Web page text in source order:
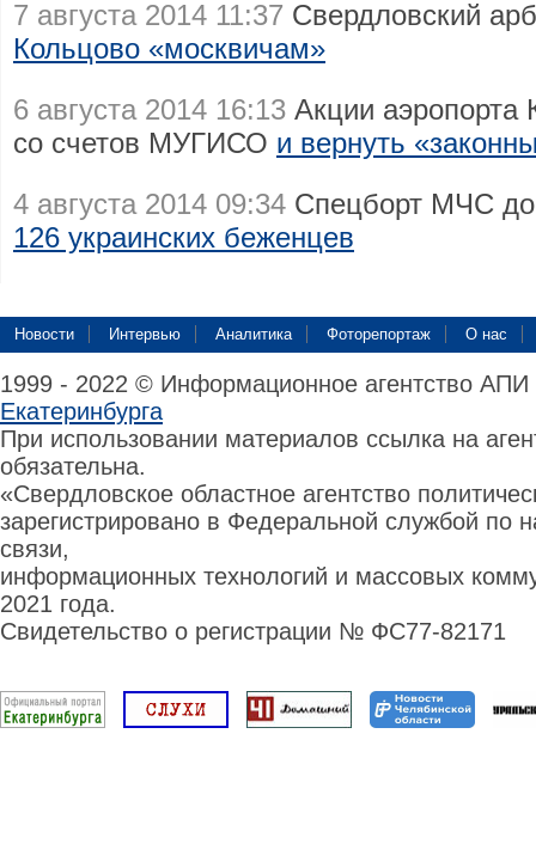
7 августа 2014 11:37 Свердловский
Кольцово «москвичам»
6 августа 2014 16:13 Акции аэропорта
со счетов МУГИСО и вернуть
4 августа 2014 09:34 Спецборт МЧС
126 украинских беженцев
Новости Интервью Аналитика Фоторепортаж О нас
1999 - 2022 © Информационное агентство
Екатеринбурга
При использовании материалов ссылка на
обязательна.
«Свердловское областное агентство
зарегистрировано в Федеральной службой по
связи,
информационных технологий и массовых
2021 года.
Свидетельство о регистрации № ФС77-82171